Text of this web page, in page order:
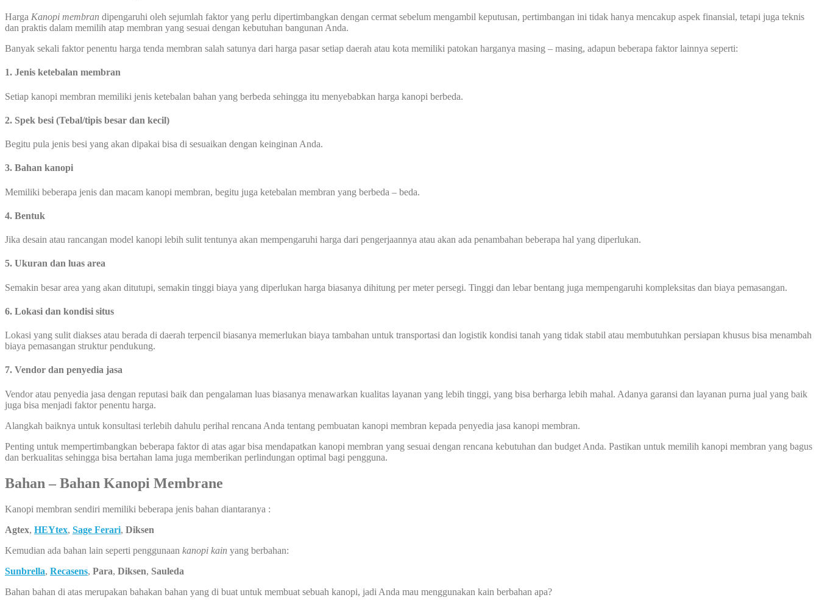
Harga Kanopi membran dipengaruhi oleh sejumlah faktor yang perlu dipertimbangkan dengan cermat sebelum mengambil keputusan, pertimbangan ini tidak hanya mencakup aspek finansial, tetapi juga teknis
dan praktis dalam memilih atap membran yang sesuai dengan kebutuhan bangunan Anda.
Banyak sekali faktor penentu harga tenda membran salah satunya dari harga pasar setiap daerah atau kota memiliki patokan harganya masing – masing, adapun beberapa faktor lainnya seperti:
1. Jenis ketebalan membran
Setiap kanopi membran memiliki jenis ketebalan bahan yang berbeda sehingga itu menyebabkan harga kanopi berbeda.
2. Spek besi (Tebal/tipis besar dan kecil)
Begitu pula jenis besi yang akan dipakai bisa di sesuaikan dengan keinginan Anda.
3. Bahan kanopi
Memiliki beberapa jenis dan macam kanopi membran, begitu juga ketebalan membran yang berbeda – beda.
4. Bentuk
Jika desain atau rancangan model kanopi lebih sulit tentunya akan mempengaruhi harga dari pengerjaannya atau akan ada penambahan beberapa hal yang diperlukan.
5. Ukuran dan luas area
Semakin besar area yang akan ditutupi, semakin tinggi biaya yang diperlukan harga biasanya dihitung per meter persegi. Tinggi dan lebar bentang juga mempengaruhi kompleksitas dan biaya pemasangan.
6. Lokasi dan kondisi situs
Lokasi yang sulit diakses atau berada di daerah terpencil biasanya memerlukan biaya tambahan untuk transportasi dan logistik kondisi tanah yang tidak stabil atau membutuhkan persiapan khusus bisa menambah
biaya pemasangan struktur pendukung.
7. Vendor dan penyedia jasa
Vendor atau penyedia jasa dengan reputasi baik dan pengalaman luas biasanya menawarkan kualitas layanan yang lebih tinggi, yang bisa berharga lebih mahal. Adanya garansi dan layanan purna jual yang baik
juga bisa menjadi faktor penentu harga.
Alangkah baiknya untuk konsultasi terlebih dahulu perihal rencana Anda tentang pembuatan kanopi membran kepada penyedia jasa kanopi membran.
Penting untuk mempertimbangkan beberapa faktor di atas agar bisa mendapatkan kanopi membran yang sesuai dengan rencana kebutuhan dan budget Anda. Pastikan untuk memilih kanopi membran yang bagus
dan berkualitas sehingga bisa bertahan lama juga memberikan perlindungan optimal bagi pengguna.
Bahan – Bahan Kanopi Membrane
Kanopi membran sendiri memiliki beberapa jenis bahan diantaranya :
Agtex, HEYtex, Sage Ferari, Diksen
Kemudian ada bahan lain seperti penggunaan kanopi kain yang berbahan:
Sunbrella, Recasens, Para, Diksen, Sauleda
Bahan bahan di atas merupakan bahakan bahan yang di buat untuk membuat sebuah kanopi, jadi Anda mau menggunakan kain berbahan apa?